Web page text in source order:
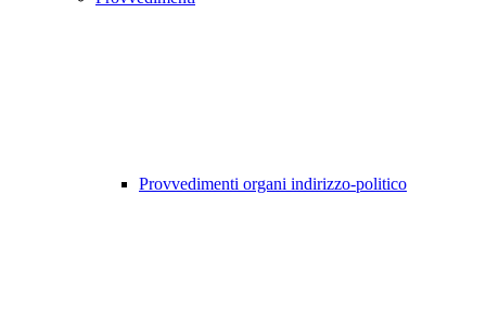
Provvedimenti organi indirizzo-politico